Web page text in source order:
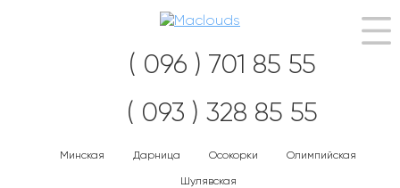
( 096 ) 701 85 55
( 093 ) 328 85 55
Минская Дарница Осокорки Олимпийская
Шулявская